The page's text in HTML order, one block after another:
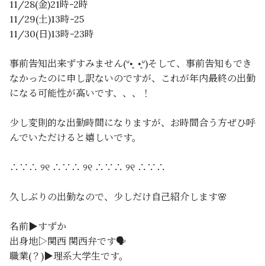
11/28(金)21時-2時
11/29(土)13時-25
11/30(日)13時-23時
事前告知出来ずすみません(ᐡ•̥ •̥ᐡ)そして、事前告知もでき
なかったのに申し訳ないのですが、これが年内最終の出勤
になる可能性が高いです、、、！
少し変則的な出勤時間になりますが、お時間合う方ぜひ呼
んでいただけると嬉しいです。
∴∵∴ ୨୧ ∴∵∴ ୨୧ ∴∵∴ ୨୧ ∴∵∴
久しぶりの出勤なので、少しだけ自己紹介します🌸
名前▶︎すずか
出身地▷関西 関西弁です🗣️
職業(？)▶︎理系大学生です。